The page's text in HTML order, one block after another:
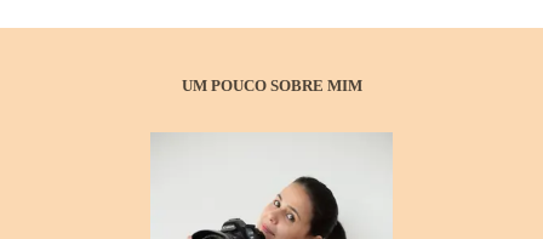
UM POUCO SOBRE MIM